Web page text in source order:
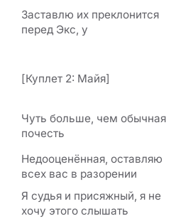
Заставлю их преклонится
перед Экс, у
[Куплет 2: Майя]
Чуть больше, чем обычная
почесть
Недооценённая, оставляю
всех вас в разорении
Я судья и присяжный, я не
хочу этого слышать